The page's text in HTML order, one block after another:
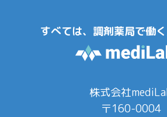
すべては、調剤薬局で働く
株式会社
〒160-0004